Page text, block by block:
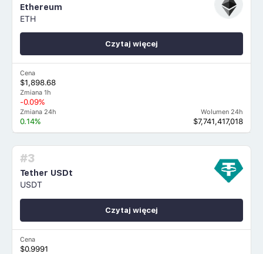
Ethereum
ETH
Cena
$1,898.68
Zmiana 1h
-0.09%
Zmiana 24h
0.14%
Wolumen 24h
$7,741,417,018
Czytaj więcej
#3
Tether USDt
USDT
Cena
$0.9991
Czytaj więcej